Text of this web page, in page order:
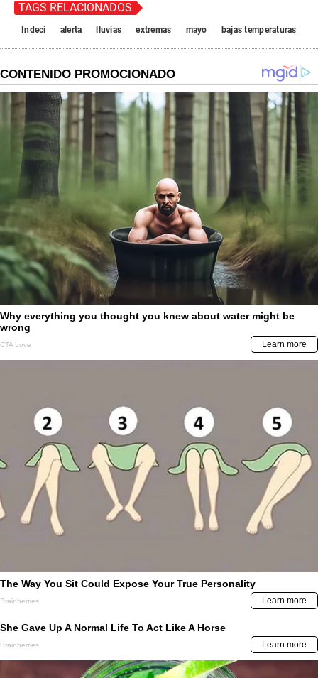
TAGS RELACIONADOS
Indeci alerta lluvias extremas mayo bajas temperaturas